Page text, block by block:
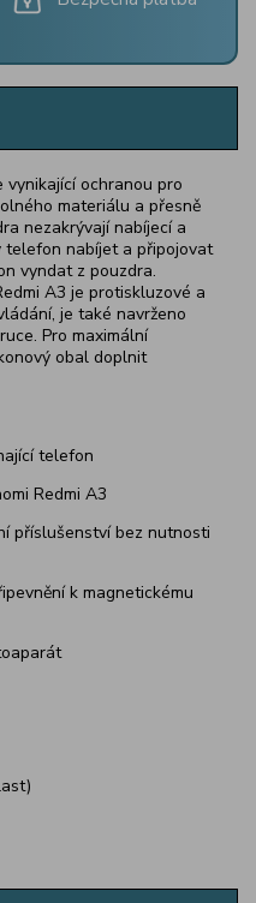
vynikající ochranou pro
materiálu a přesně
nezakrývají nabíjecí a
telefon nabíjet a připojovat
vyndat z pouzdra.
A3 je protiskluzové a
je také navrženo
Pro maximální
obal doplnit
telefon
Redmi A3
příslušenství bez nutnosti
k magnetickému